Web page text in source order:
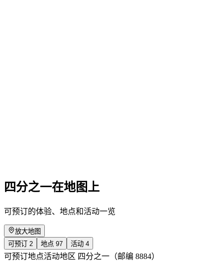
四分之一在地图上
可预订的体验、地点和活动一览
放大地图
可预订 2 地点 97 活动 4
可预订地点活动地区 四分之一（邮编 8884）